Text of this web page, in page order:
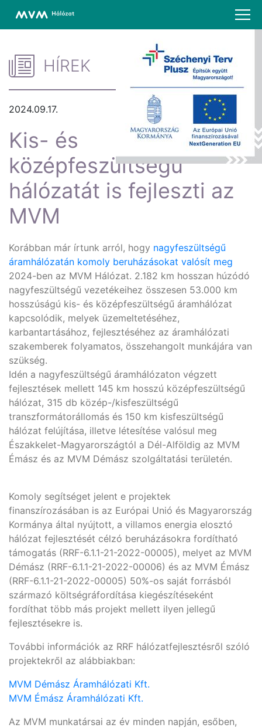
HÍREK
2024.09.17.
Kis- és
középfeszültségű
hálózatát is fejleszti az
MVM
Korábban már írtunk arról, hogy nagyfeszültségű
áramhálózatán komoly beruházásokat valósít meg
2024-ben az MVM Hálózat. 2.182 km hosszan húzódó
nagyfeszültségű vezetékeihez összesen 53.000 km
hosszúságú kis- és középfeszültségű áramhálózat
kapcsolódik, melyek üzemeltetéséhez,
karbantartásához, fejlesztéséhez az áramhálózati
szakemberek folyamatos, összehangolt munkájára van
szükség.
Idén a nagyfeszültségű áramhálózaton végzett
fejlesztések mellett 145 km hosszú középfeszültségű
hálózat, 315 db közép-/kisfeszültségű
transzformátorállomás és 150 km kisfeszültségű
hálózat felújítása, illetve létesítése valósul meg
Északkelet-Magyarországtól a Dél-Alföldig az MVM
Émász és az MVM Démász szolgáltatási területén.
Komoly segítséget jelent e projektek
finanszírozásában is az Európai Unió és Magyarország
Kormánya által nyújtott, a villamos energia elosztó
hálózat fejlesztését célzó beruházásokra fordítható
támogatás (RRF-6.1.1-21-2022-00005), melyet az MVM
Démász (RRF-6.1.1-21-2022-00006) és az MVM Émász
(RRF-6.1.1-21-2022-00005) 50%-os saját forrásból
származó költségráfordítása kiegészítéseként
fordíthat több más projekt mellett ilyen jellegű
fejlesztésekre is.
További információk az RRF hálózatfejlesztésről szóló
projektekről az alábbiakban:
MVM Démász Áramhálózati Kft.
MVM Émász Áramhálózati Kft.
Az MVM munkatársai az év minden napján, esőben,